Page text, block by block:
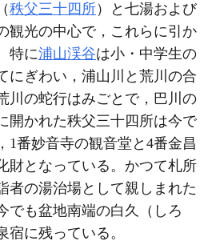
秩父三十四所）と七湯および
観光の中心で，これらに引か
特に浦山渓谷は小・中学生の
にぎわい，浦山川と荒川の合
川の蛇行はみごとで，巴川の
開かれた秩父三十四所は今で
1番妙音寺の観音堂と4番金昌
財となっている。かつて札所
者の湯治場として親しまれた
でも盆地南端の白久（しろ
宿に残っている。